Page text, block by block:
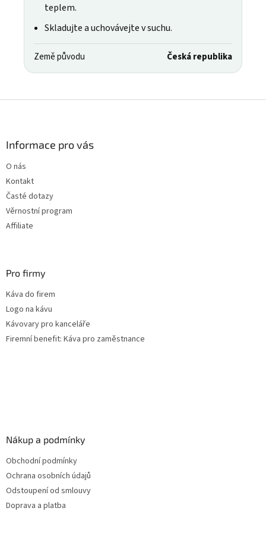
teplem.
Skladujte a uchovávejte v suchu.
Země původu Česká republika
Informace pro vás
O nás
Kontakt
Časté dotazy
Věrnostní program
Affiliate
Pro firmy
Káva do firem
Logo na kávu
Kávovary pro kanceláře
Firemní benefit: Káva pro zaměstnance
Nákup a podmínky
Obchodní podmínky
Ochrana osobních údajů
Odstoupení od smlouvy
Doprava a platba